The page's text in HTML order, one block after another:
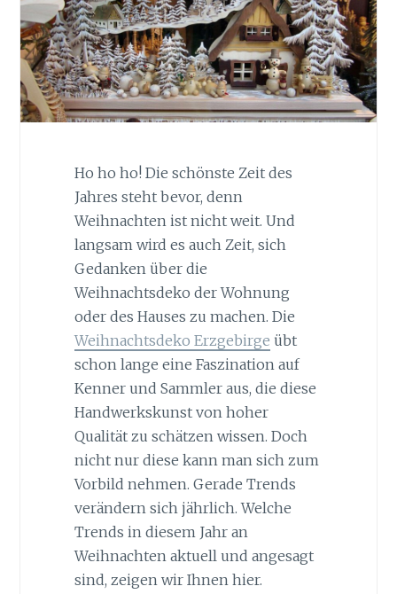
Ho ho ho! Die schönste Zeit des
Jahres steht bevor, denn
Weihnachten ist nicht weit. Und
langsam wird es auch Zeit, sich
Gedanken über die
Weihnachtsdeko der Wohnung
oder des Hauses zu machen. Die
Weihnachtsdeko Erzgebirge übt
schon lange eine Faszination auf
Kenner und Sammler aus, die diese
Handwerkskunst von hoher
Qualität zu schätzen wissen. Doch
nicht nur diese kann man sich zum
Vorbild nehmen. Gerade Trends
verändern sich jährlich. Welche
Trends in diesem Jahr an
Weihnachten aktuell und angesagt
sind, zeigen wir Ihnen hier.